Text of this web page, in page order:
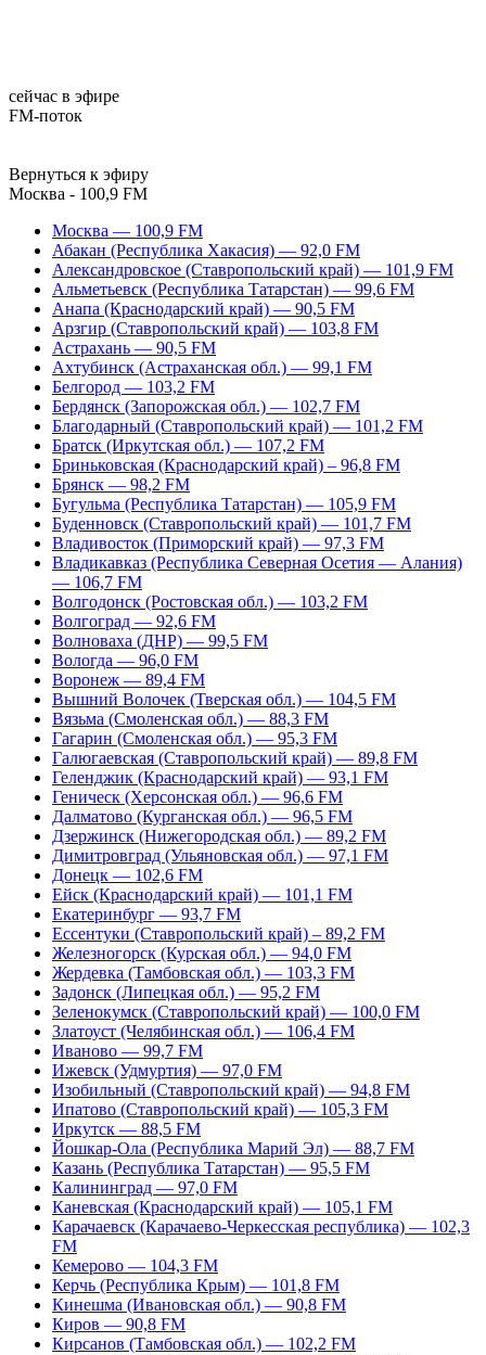
сейчас в эфире
FM-поток
Вернуться к эфиру
Москва - 100,9 FM
Москва — 100,9 FM
Абакан (Республика Хакасия) — 92,0 FM
Александровское (Ставропольский край) — 101,9 FM
Альметьевск (Республика Татарстан) — 99,6 FM
Анапа (Краснодарский край) — 90,5 FM
Арзгир (Ставропольский край) — 103,8 FM
Астрахань — 90,5 FM
Ахтубинск (Астраханская обл.) — 99,1 FM
Белгород — 103,2 FM
Бердянск (Запорожская обл.) — 102,7 FM
Благодарный (Ставропольский край) — 101,2 FM
Братск (Иркутская обл.) — 107,2 FM
Бриньковская (Краснодарский край) – 96,8 FM
Брянск — 98,2 FM
Бугульма (Республика Татарстан) — 105,9 FM
Буденновск (Ставропольский край) — 101,7 FM
Владивосток (Приморский край) — 97,3 FM
Владикавказ (Республика Северная Осетия — Алания)
— 106,7 FM
Волгодонск (Ростовская обл.) — 103,2 FM
Волгоград — 92,6 FM
Волноваха (ДНР) — 99,5 FM
Вологда — 96,0 FM
Воронеж — 89,4 FM
Вышний Волочек (Тверская обл.) — 104,5 FM
Вязьма (Смоленская обл.) — 88,3 FM
Гагарин (Смоленская обл.) — 95,3 FM
Галюгаевская (Ставропольский край) — 89,8 FM
Геленджик (Краснодарский край) — 93,1 FM
Геническ (Херсонская обл.) — 96,6 FM
Далматово (Курганская обл.) — 96,5 FM
Дзержинск (Нижегородская обл.) — 89,2 FM
Димитровград (Ульяновская обл.) — 97,1 FM
Донецк — 102,6 FM
Ейск (Краснодарский край) — 101,1 FM
Екатеринбург — 93,7 FM
Ессентуки (Ставропольский край) – 89,2 FM
Железногорск (Курская обл.) — 94,0 FM
Жердевка (Тамбовская обл.) — 103,3 FM
Задонск (Липецкая обл.) — 95,2 FM
Зеленокумск (Ставропольский край) — 100,0 FM
Златоуст (Челябинская обл.) — 106,4 FM
Иваново — 99,7 FM
Ижевск (Удмуртия) — 97,0 FM
Изобильный (Ставропольский край) — 94,8 FM
Ипатово (Ставропольский край) — 105,3 FM
Иркутск — 88,5 FM
Йошкар-Ола (Республика Марий Эл) — 88,7 FM
Казань (Республика Татарстан) — 95,5 FM
Калининград — 97,0 FM
Каневская (Краснодарский край) — 105,1 FM
Карачаевск (Карачаево-Черкесская республика) — 102,3
FM
Кемерово — 104,3 FM
Керчь (Республика Крым) — 101,8 FM
Кинешма (Ивановская обл.) — 90,8 FM
Киров — 90,8 FM
Кирсанов (Тамбовская обл.) — 102,2 FM